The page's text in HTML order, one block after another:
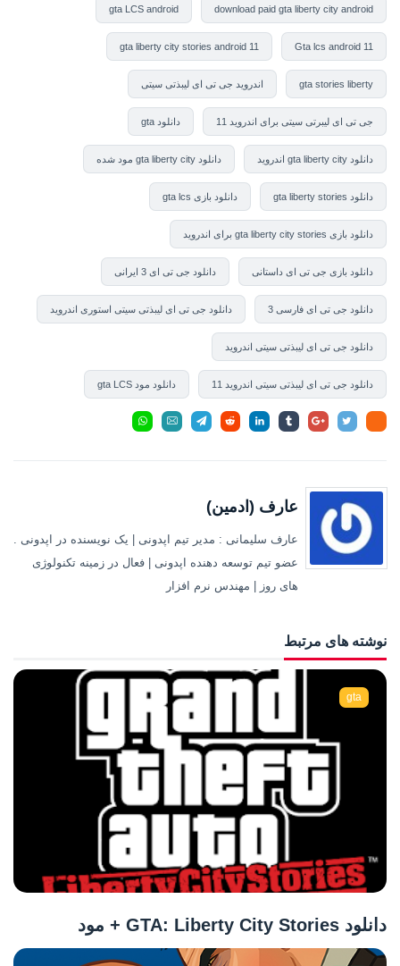
download paid gta liberty city android
gta LCS android
Gta lcs android 11
gta liberty city stories android 11
gta stories liberty اندروید جی تی ای لیبذتی سیتی
جی تی ای لیبرتی سیتی برای اندروید 11 دانلود gta
دانلود gta liberty city اندروید دانلود gta liberty city مود شده
دانلود gta liberty stories دانلود بازی gta lcs
دانلود بازی gta liberty city stories برای اندروید
دانلود بازی جی تی ای داستانی دانلود جی تی ای 3 ایرانی
دانلود جی تی ای فارسی 3 دانلود جی تی ای لیبذتی سیتی استوری اندروید
دانلود جی تی ای لیبذتی سیتی اندروید
دانلود جی تی ای لیبذتی سیتی اندروید 11 دانلود مود gta LCS
عارف (ادمین)
عارف سلیمانی : مدیر تیم اپدونی | یک نویسنده در اپدونی .
عضو تیم توسعه دهنده اپدونی | فعال در زمینه تکنولوژی
های روز | مهندس نرم افزار
نوشته های مرتبط
gta
دانلود GTA: Liberty City Stories + مود